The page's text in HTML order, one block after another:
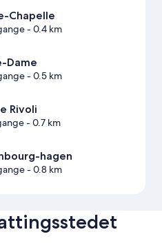
Chapelle
- 0.4 km
Dame
- 0.5 km
Rivoli
- 0.7 km
hagen
- 0.8 km